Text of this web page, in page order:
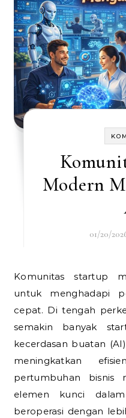
Modern
01/20/
Komunitas startup modern mengandalkan AI
untuk menghadapi
cepat. Di tengah
semakin banyak
kecerdasan buatan
meningkatkan
pertumbuhan bisnis
elemen kunci
beroperasi dengan